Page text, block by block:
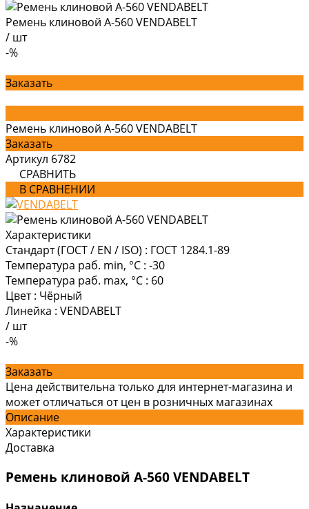
Ремень клиновой А-560 VENDABELT
/ шт
-%
Заказать
Ремень клиновой А-560 VENDABELT
Заказать
Артикул 6782
СРАВНИТЬ
В СРАВНЕНИИ
Характеристики
Стандарт (ГОСТ / EN / ISO) : ГОСТ 1284.1-89
Температура раб. min, °C : -30
Температура раб. max, °C : 60
Цвет : Чёрный
Линейка : VENDABELT
/ шт
-%
Заказать
Цена действительна только для интернет-магазина и
может отличаться от цен в розничных магазинах
Описание
Характеристики
Доставка
Ремень клиновой А-560 VENDABELT